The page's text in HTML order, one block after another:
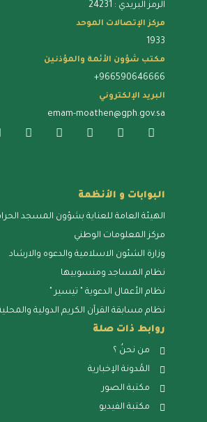
الرمز البريدي : 24231
مركز الإتصالات الموحد
1933
مكتب شؤون الأئمة والمؤذنين
+966590646666
البريد الإلكتروني
emam-moathen@gph.gov.sa
البوابات و الأنظمة
الهيئة العامة للعناية بشؤون المسجد
مركز المعلومات الوطني
وزارة الشئون الاسلامية والدعوه والارشاد
نظام المساجد ومنسوبيها
نظام الأعمال الدعوية " تيسير "
نظام مسابقة القرآن الكريم الدولية
روابط ذات صلة
من نحنُ ؟
المُدونة الإخبارية
مكتبة الصور
مكتبة الفيديو